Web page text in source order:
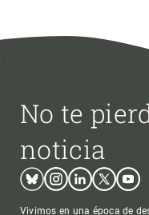
No te
noticia
BlueskyInstagram
LinkedinTwitter
Vivimos en una época de